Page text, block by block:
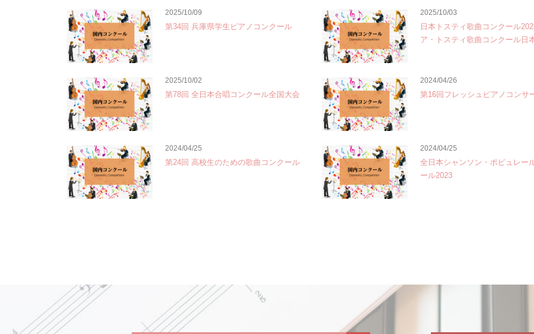
2025/10/09
第34回 兵庫県学生ピアノコンクール
2025/10/03
日本トスティ歌曲コンクール
ア・トスティ歌曲コンクール日
2025/10/02
第78回 全日本合唱コンクール全国大会
2024/04/26
第16回フレッシュピアノコンサ
2024/04/25
第24回 高校生のための歌曲コンクール
2024/04/25
全日本シャンソン・ポピュレー
ール2023